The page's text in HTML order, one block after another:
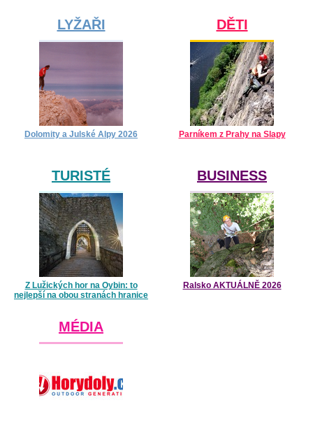
LYŽAŘI
Dolomity a Julské Alpy 2026
DĚTI
Parníkem z Prahy na Slapy
TURISTÉ
Z Lužických hor na Oybin: to
nejlepší na obou stranách hranice
BUSINESS
Ralsko AKTUÁLNĚ 2026
MÉDIA